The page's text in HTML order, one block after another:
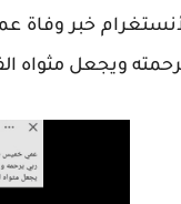
خبر وفاة
ويجعل مثواه